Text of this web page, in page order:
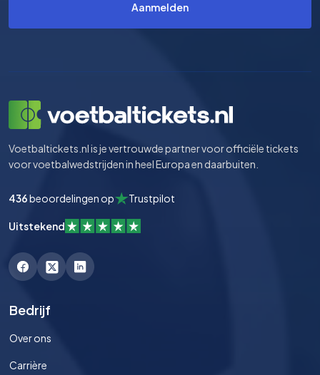
Aanmelden
Voetbaltickets.nl is je vertrouwde partner voor officiële tickets
voor voetbalwedstrijden in heel Europa en daarbuiten.
436beoordelingen op Trustpilot
Uitstekend
Bedrijf
Over ons
Carrière